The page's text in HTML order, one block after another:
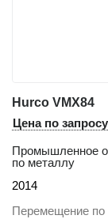
Hurco VMX84
Цена по запросу
Промышленное
по металлу
2014
Перемещение по